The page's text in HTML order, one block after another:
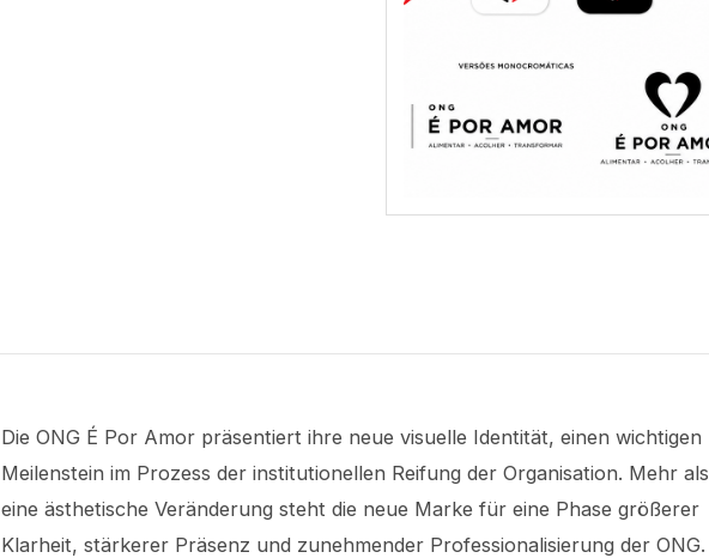
Die ONG É Por Amor präsentiert ihre neue visuelle Identität, einen wichtigen
Meilenstein im Prozess der institutionellen Reifung der Organisation. Mehr als
eine ästhetische Veränderung steht die neue Marke für eine Phase größerer
Klarheit, stärkerer Präsenz und zunehmender Professionalisierung der ONG.